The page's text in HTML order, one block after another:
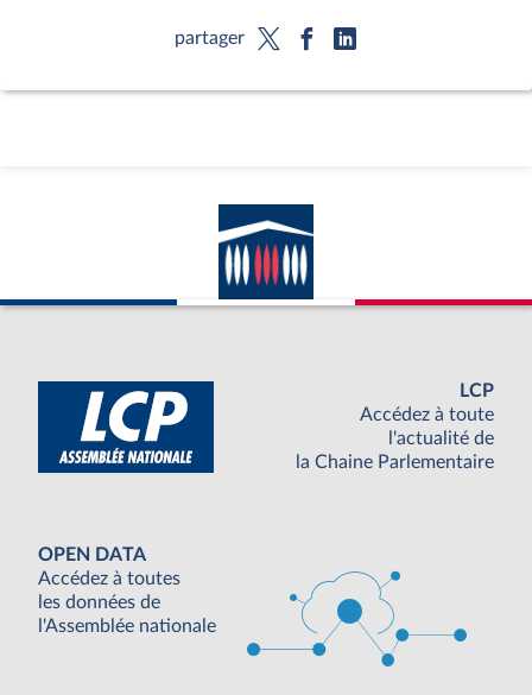
partager
LCP
Accédez à toute
l'actualité de
la Chaine Parlementaire
OPEN DATA
Accédez à toutes
les données de
l'Assemblée nationale